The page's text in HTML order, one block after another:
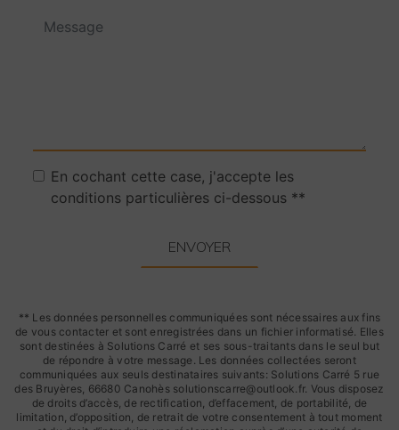
En cochant cette case, j'accepte les
conditions particulières ci-dessous **
ENVOYER
** Les données personnelles communiquées sont nécessaires aux fins
de vous contacter et sont enregistrées dans un fichier informatisé. Elles
sont destinées à Solutions Carré et ses sous-traitants dans le seul but
de répondre à votre message. Les données collectées seront
communiquées aux seuls destinataires suivants: Solutions Carré 5 rue
des Bruyères, 66680 Canohès solutionscarre@outlook.fr. Vous disposez
de droits d’accès, de rectification, d’effacement, de portabilité, de
limitation, d’opposition, de retrait de votre consentement à tout moment